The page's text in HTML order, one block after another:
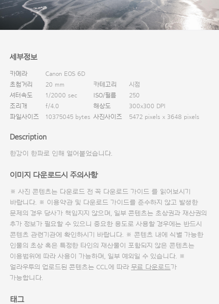
세부정보
카메라
Canon EOS 6D
초첨거리
20 mm 카테고리
시점
셔터속도
1/2000 sec ISO/필름
250
조리개
f/4.0 해상도
300x300 DPI
파일사이즈
10375045 bytes 사진사이즈 5472 pixels x 3648 pixels
Description
한강이 한파로 인해 얼어붙었습니다.
이미지 다운로드시 주의사항
※ 사진 콘텐츠는 다운로드 전 꼭 다운로드 가이드 를 읽어보시기
바랍니다. ※ 이용약관 및 다운로드 가이드를 준수하지 않고 발생한
문제의 경우 당사가 책임지지 않으며, 일부 콘텐츠는 초상권과 재산권의
추가 정보가 필요할 수 있으니 중요한 용도로 사용할 경우에는 반드시
콘텐츠 관련기관에 확인하시기 바랍니다. ※ 콘텐츠 내에 식별 가능한
인물의 초상 혹은 특정한 타인의 재산물이 포함되지 않은 콘텐츠는
이용범위에 따라 사용이 가능하며, 일부 예외일 수 있습니다. ※
얼라우투의 업로드된 콘텐츠는 CCL에 따라 무료 다운로드가
가능합니다.
태그